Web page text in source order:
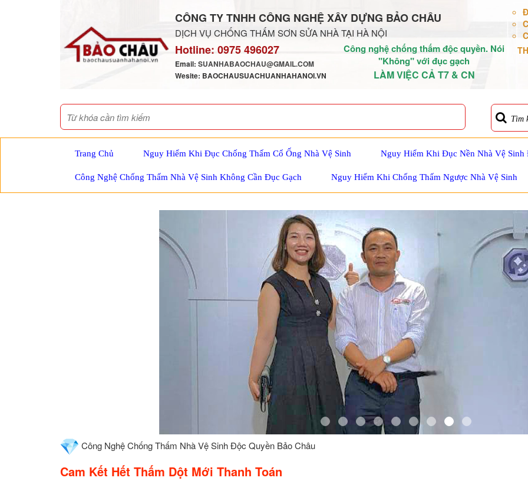
CÔNG TY TNHH CÔNG NGHỆ XÂY DỰNG BẢO CHÂU
DỊCH VỤ CHỐNG THẤM SƠN SỬA NHÀ TẠI HÀ NỘI
Hotline: 0975 496027
Email: SUANHABAOCHAU@GMAIL.COM
Wesite: BAOCHAUSUACHUANHAHANOI.VN
Công nghệ chống thấm độc quyền. Nói
"Không" với đục gạch
LÀM VIỆC CẢ T7 & CN
Tìm
Trang Chủ Nguy Hiểm Khi Đục Chống Thấm Cổ Ống Nhà Vệ Sinh Nguy Hiểm Khi Đục Nền Nhà Vệ Sinh
Công Nghệ Chống Thấm Nhà Vệ Sinh Không Cần Đục Gạch Nguy Hiểm Khi Chống Thấm Ngược Nhà Vệ Sinh
Công Nghệ Chống Thấm Nhà Vệ Sinh Độc Quyền Bảo Châu
Cam Kết Hết Thấm Dột Mới Thanh Toán